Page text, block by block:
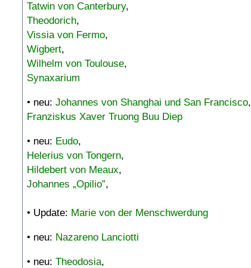
Tatwin von Canterbury,
Theodorich,
Vissia von Fermo,
Wigbert,
Wilhelm von Toulouse,
Synaxarium
• neu: Johannes von Shanghai und San Francisco,
Franziskus Xaver Truong Buu Diep
• neu: Eudo,
Helerius von Tongern,
Hildebert von Meaux,
Johannes „Opilio”,
• Update: Marie von der Menschwerdung
• neu: Nazareno Lanciotti
• neu: Theodosia,